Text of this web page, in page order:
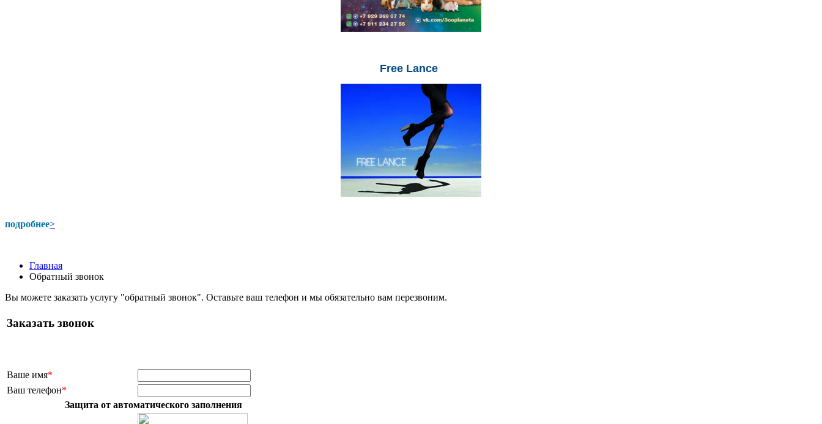
Free Lance
подробнее>
Главная
Обратный звонок
Вы можете заказать услугу "обратный звонок". Оставьте ваш телефон и мы обязательно вам перезвоним.
Заказать звонок
Ваше имя*
Ваш телефон*
Защита от автоматического заполнения